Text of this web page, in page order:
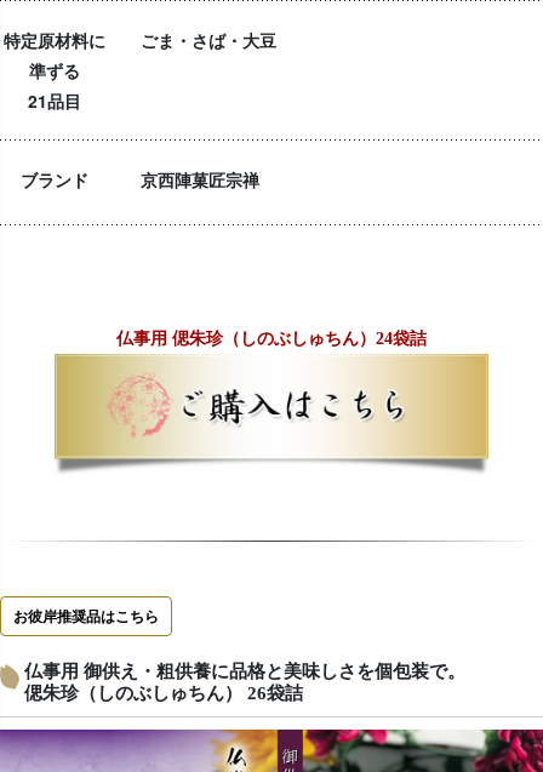
特定原材料に
準ずる
21品目
ごま・さば・大豆
ブランド 京西陣菓匠宗禅
仏事用 偲朱珍（しのぶしゅちん）24袋詰
お彼岸推奨品はこちら
仏事用 御供え・粗供養に品格と美味しさを個包装で。
偲朱珍（しのぶしゅちん） 26袋詰